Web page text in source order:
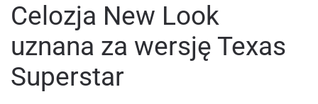
Celozja New Look
uznana za wersję Texas
Superstar